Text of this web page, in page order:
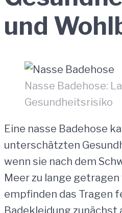
und
Nasse Badehose:
Gesundheitsrisiko
Eine nasse Badehose
unterschätzten
wenn sie nach dem
Meer zu lange
empfinden das Tragen